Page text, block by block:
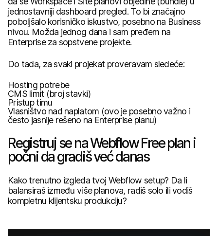
jednostavniji dashboard pregled. To bi značajno
poboljšalo korisničko iskustvo, posebno na Business
nivou. Možda jednog dana i sam pređem na
Enterprise za sopstvene projekte.
Do tada, za svaki projekat proveravam sledeće:
Hosting potrebe
CMS limit (broj stavki)
Pristup timu
Vlasništvo nad naplatom (ovo je posebno važno i
često jasnije rešeno na Enterprise planu)
Registruj se na Webflow Free plan i
počni da gradiš već danas
Kako trenutno izgleda tvoj Webflow setup? Da li
balansiraš između više planova, radiš solo ili vodiš
kompletnu klijentsku produkciju?